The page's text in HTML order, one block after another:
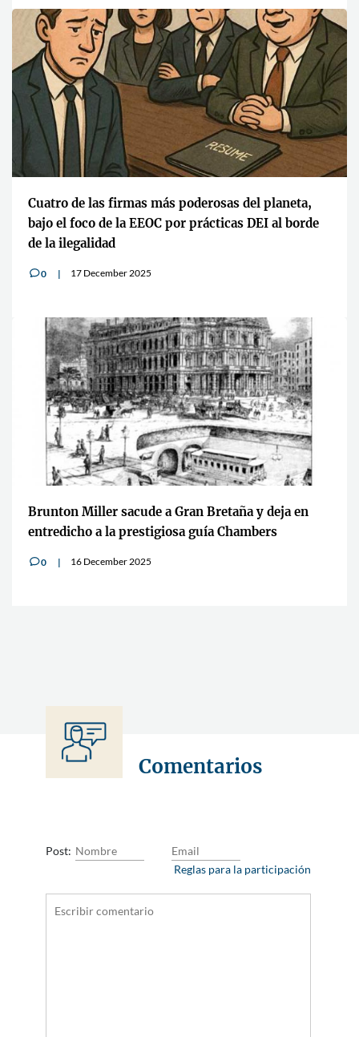
Cuatro de las firmas más poderosas del planeta,
bajo el foco de la EEOC por prácticas DEI al borde
de la ilegalidad
v0 17 December 2025
Brunton Miller sacude a Gran Bretaña y deja en
entredicho a la prestigiosa guía Chambers
v0 16 December 2025
Comentarios
Post:
Reglas para la participación